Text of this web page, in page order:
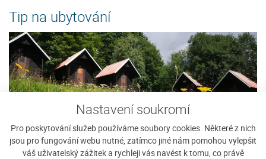
Nastavení soukromí
Pro poskytování služeb používáme soubory cookies. Některé z nich
jsou pro fungování webu nutné, zatímco jiné nám pomohou vylepšit
váš uživatelský zážitek a rychleji vás navést k tomu, co právě
Tip na ubytování